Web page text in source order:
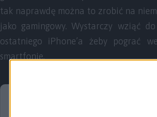
tak naprawdę można to zrobić na
jako gamingowy. Wystarczy wziąć
ostatniego iPhone’a żeby pograć
smartfonie.